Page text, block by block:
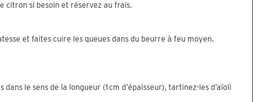
citron si besoin et réservez au frais.
et faites cuire les queues dans du beurre à feu moyen.
le sens de la longueur (1 cm d’épaisseur), tartinez-les d’aïoli